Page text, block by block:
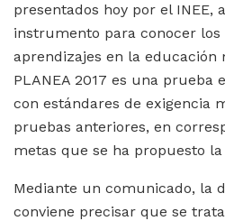
presentados hoy por el INEE,
instrumento para conocer los
aprendizajes en la educación
PLANEA 2017 es una prueba
con estándares de exigencia
pruebas anteriores, en
metas que se ha propuesto
Mediante un comunicado, la
conviene precisar que se